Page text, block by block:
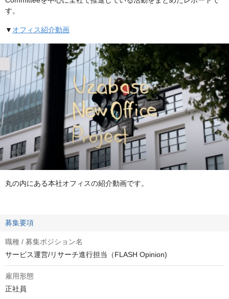
す。
▼ オフィス紹介動画
丸の内にある本社オフィスの紹介動画です。
募集要項
職種 / 募集ポジション名
サービス運営/リサーチ進行担当（FLASH Opinion)
雇用形態
正社員